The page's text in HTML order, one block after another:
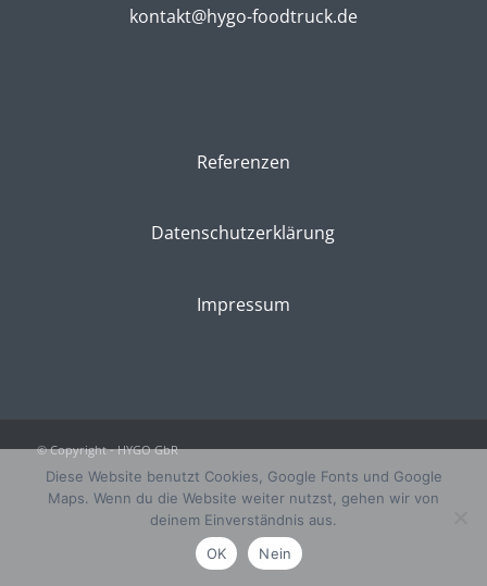
kontakt@hygo-foodtruck.de
Referenzen
Datenschutzerklärung
Impressum
© Copyright - HYGO GbR
Diese Website benutzt Cookies, Google Fonts und Google
Maps. Wenn du die Website weiter nutzst, gehen wir von
deinem Einverständnis aus.
OK
Nein